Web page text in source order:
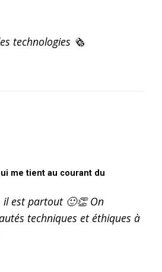
technologies 🗞️
me tient au courant du
il est partout 🙂👏 On
techniques et éthiques à